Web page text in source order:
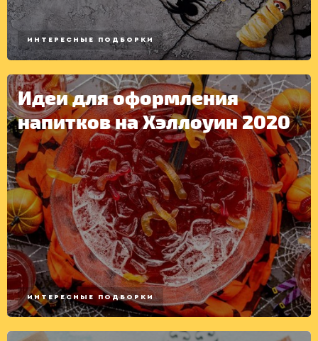
ИНТЕРЕСНЫЕ ПОДБОРКИ
Идеи для оформления
напитков на Хэллоуин 2020
ИНТЕРЕСНЫЕ ПОДБОРКИ